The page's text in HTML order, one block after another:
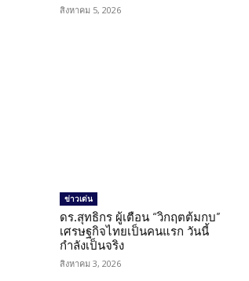
สิงหาคม 5, 2026
ข่าวเด่น
ดร.สุทธิกร ผู้เตือน “วิกฤตต้มกบ”
เศรษฐกิจไทยเป็นคนแรก วันนี้
กำลังเป็นจริง
สิงหาคม 3, 2026